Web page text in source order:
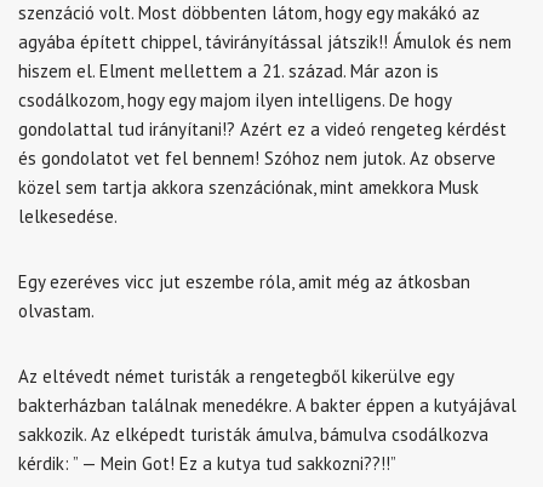
szenzáció volt. Most döbbenten látom, hogy egy makákó az
agyába épített chippel, távirányítással játszik!! Ámulok és nem
hiszem el. Elment mellettem a 21. század. Már azon is
csodálkozom, hogy egy majom ilyen intelligens. De hogy
gondolattal tud irányítani!? Azért ez a videó rengeteg kérdést
és gondolatot vet fel bennem! Szóhoz nem jutok. Az observe
közel sem tartja akkora szenzációnak, mint amekkora Musk
lelkesedése.
Egy ezeréves vicc jut eszembe róla, amit még az átkosban
olvastam.
Az eltévedt német turisták a rengetegből kikerülve egy
bakterházban találnak menedékre. A bakter éppen a kutyájával
sakkozik. Az elképedt turisták ámulva, bámulva csodálkozva
kérdik: ” — Mein Got! Ez a kutya tud sakkozni??!!”